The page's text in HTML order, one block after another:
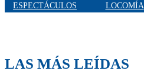
ESPECTÁCULOS LOCOMÍA
LAS MÁS LEÍDAS